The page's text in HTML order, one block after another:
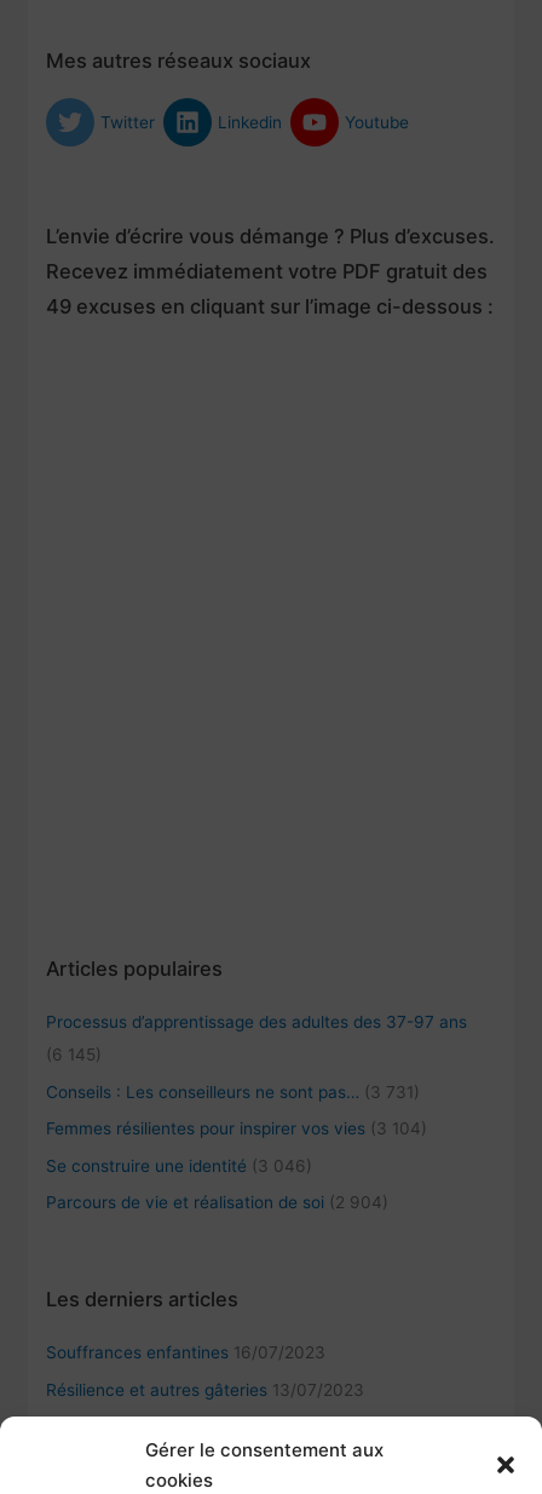
Gérer le consentement aux
cookies
Mes autres réseaux sociaux
Twitter Linkedin Youtube
L’envie d’écrire vous démange ? Plus d’excuses.
Recevez immédiatement votre PDF gratuit des
49 excuses en cliquant sur l’image ci-dessous :
Articles populaires
Processus d’apprentissage des adultes des 37-97 ans
(6 145)
Conseils : Les conseilleurs ne sont pas… (3 731)
Femmes résilientes pour inspirer vos vies (3 104)
Se construire une identité (3 046)
Parcours de vie et réalisation de soi (2 904)
Les derniers articles
Souffrances enfantines 16/07/2023
Résilience et autres gâteries 13/07/2023
L’importance de la reconnaissance d’autrui pour les